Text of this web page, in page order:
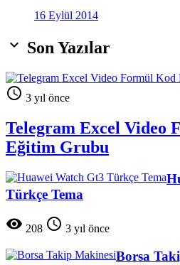
16 Eylül 2014
 Son Yazılar
 3 yıl önce
Telegram Excel Video
Eğitim Grubu
Türkçe Tema
 208  3 yıl önce
Borsa